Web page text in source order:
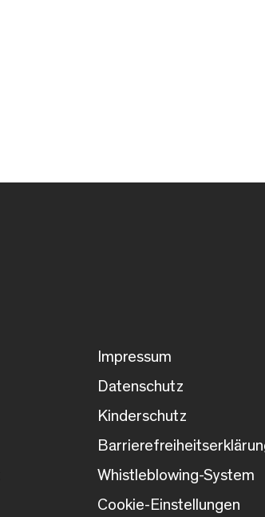
Impressum
Datenschutz
Kinderschutz
Whistleblowing-System
Cookie-Einstellungen